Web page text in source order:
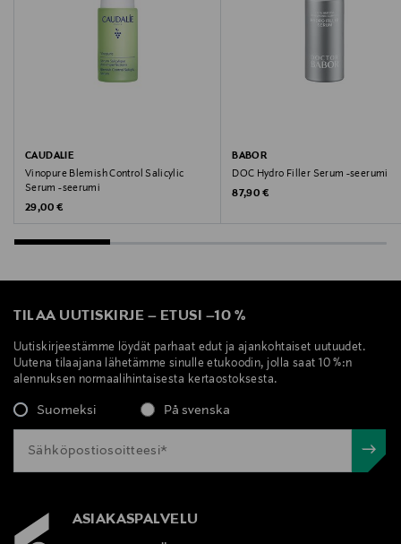
Caudalie, seerumi, ihonhoito
CAUDALIE
Vinopure Blemish Control Salicylic
Serum -seerumi
Original Price
29,00 €
BABOR
DOC Hydro Filler Serum -seerumi
Original Price
87,90 €
TILAA UUTISKIRJE – ETUSI –10 %
Uutiskirjeestämme löydät parhaat edut ja ajankohtaiset uutuudet.
Uutena tilaajana lähetämme sinulle etukoodin, jolla saat 10 %:n
alennuksen normaalihintaisesta kertaostoksesta.
Suomeksi På svenska
ASIAKASPALVELU